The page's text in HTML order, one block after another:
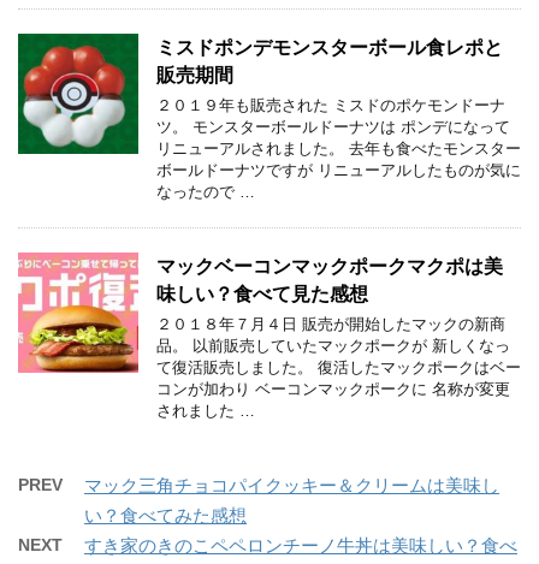
ミスドポンデモンスターボール食レポと
販売期間
２０１９年も販売された ミスドのポケモンドーナ
ツ。 モンスターボールドーナツは ポンデになって
リニューアルされました。 去年も食べたモンスター
ボールドーナツですが リニューアルしたものが気に
なったので …
マックベーコンマックポークマクポは美
味しい？食べて見た感想
２０１８年７月４日 販売が開始したマックの新商
品。 以前販売していたマックポークが 新しくなっ
て復活販売しました。 復活したマックポークはベー
コンが加わり ベーコンマックポークに 名称が変更
されました …
PREV
マック三角チョコパイクッキー＆クリームは美味し
い？食べてみた感想
NEXT
すき家のきのこペペロンチーノ牛丼は美味しい？食べ